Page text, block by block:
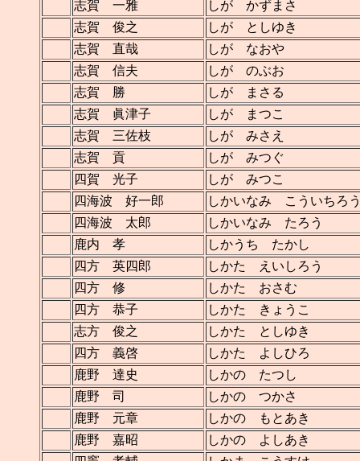
志賀 一雅
しが かずまさ
志賀 俊之
しが としゆき
志賀 直哉
しが なおや
志賀 信夫
しが のぶお
志賀 勝
しが まさる
志賀 眞津子
しが まつこ
志賀 三佐枝
しが みさえ
志賀 貢
しが みつぐ
四賀 光子
しが みつこ
四海波 好一郎
しかいなみ こういちろ
四海波 太郎
しかいなみ たろう
鹿内 孝
しかうち たかし
四方 英四郎
しかた えいしろう
四方 修
しかた おさむ
四方 恭子
しかた きょうこ
志方 俊之
しかた としゆき
四方 義啓
しかた よしひろ
鹿野 達史
しかの たつし
鹿野 司
しかの つかさ
鹿野 元章
しかの もとあき
鹿野 嘉昭
しかの よしあき